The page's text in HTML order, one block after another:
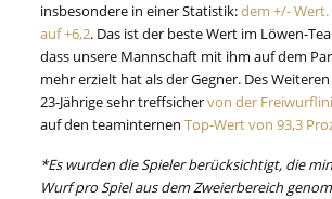
insbesondere in einer Statistik:dem +/- Wert.
auf +6,2. Das ist der beste Wert im Löwen-
dass unsere Mannschaft mit ihm auf dem
mehr erzielt hat als der Gegner. Des
23-Jährige sehr treffsichervon der
auf den teaminternenTop-Wert von 93,3
*Es wurden die Spieler berücksichtigt, die
Wurf pro Spiel aus dem Zweierbereich